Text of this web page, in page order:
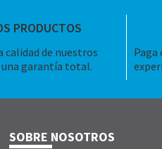
PRODUCTOS
calidad de nuestros
garantía total.
SOBRE NOSOTROS